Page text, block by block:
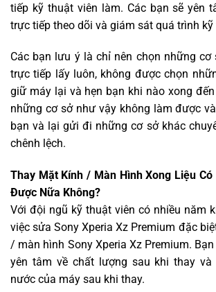
tiếp kỹ thuật viên làm. Các bạn sẽ yên
trực tiếp theo dõi và giám sát quá trình
Các bạn lưu ý là chỉ nên chọn những cơ
trực tiếp lấy luôn, không được chọn
giữ máy lại và hẹn bạn khi nào xong
những cơ sở như vậy không làm được
bạn và lại gửi đi những cơ sở khác
chênh lệch.
Thay Mặt Kính / Màn Hình Xong Liệu Có
Được Nữa Không?
Với đội ngũ kỹ thuật viên có nhiều năm
việc sửa Sony Xperia Xz Premium đặc
/ màn hình Sony Xperia Xz Premium.
yên tâm về chất lượng sau khi thay và
nước của máy sau khi thay.